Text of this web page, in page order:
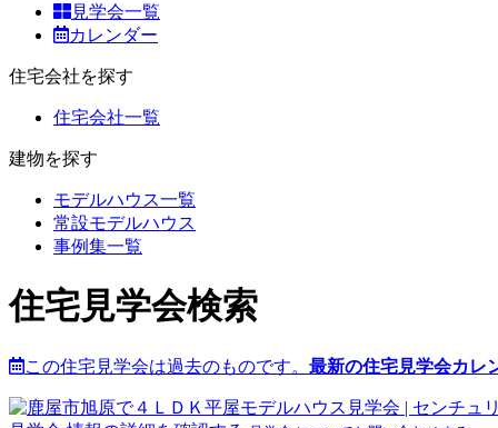
見学会一覧
カレンダー
住宅会社を探す
住宅会社一覧
建物を探す
モデルハウス一覧
常設モデルハウス
事例集一覧
住宅見学会検索
この住宅見学会は過去のものです。 最新の住宅見学会カレ